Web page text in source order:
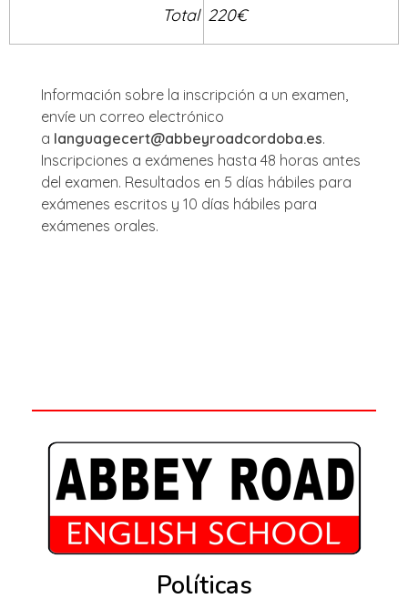
Total 220€
Información sobre la inscripción a un examen,
envíe un correo electrónico
a languagecert@abbeyroadcordoba.es.
Inscripciones a exámenes hasta 48 horas antes
del examen. Resultados en 5 días hábiles para
exámenes escritos y 10 días hábiles para
exámenes orales.
Políticas